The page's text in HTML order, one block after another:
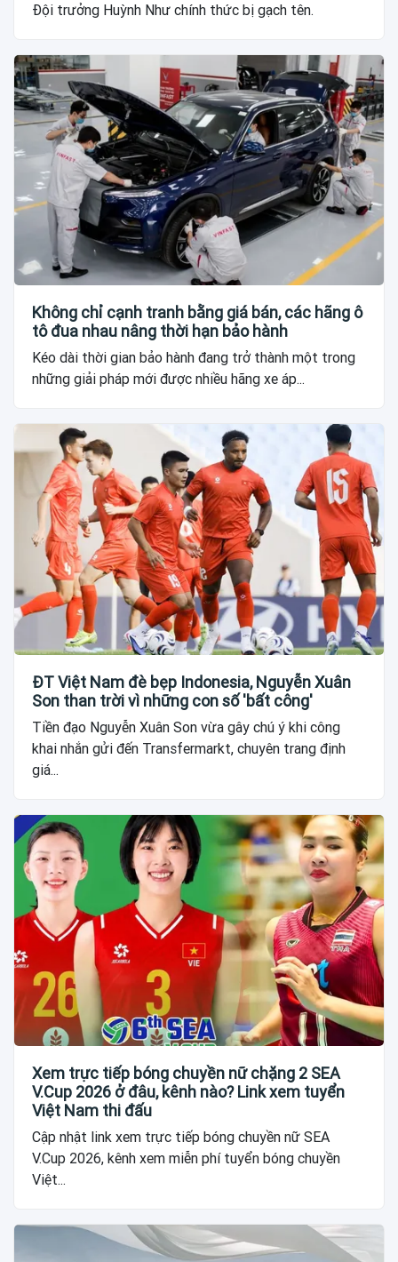
Đội trưởng Huỳnh Như chính thức bị gạch tên.
Không chỉ cạnh tranh bằng giá bán, các hãng ô
tô đua nhau nâng thời hạn bảo hành
Kéo dài thời gian bảo hành đang trở thành một trong
những giải pháp mới được nhiều hãng xe áp...
ĐT Việt Nam đè bẹp Indonesia, Nguyễn Xuân
Son than trời vì những con số 'bất công'
Tiền đạo Nguyễn Xuân Son vừa gây chú ý khi công
khai nhắn gửi đến Transfermarkt, chuyên trang định
giá...
Xem trực tiếp bóng chuyền nữ chặng 2 SEA
V.Cup 2026 ở đâu, kênh nào? Link xem tuyển
Việt Nam thi đấu
Cập nhật link xem trực tiếp bóng chuyền nữ SEA
V.Cup 2026, kênh xem miễn phí tuyển bóng chuyền
Việt...